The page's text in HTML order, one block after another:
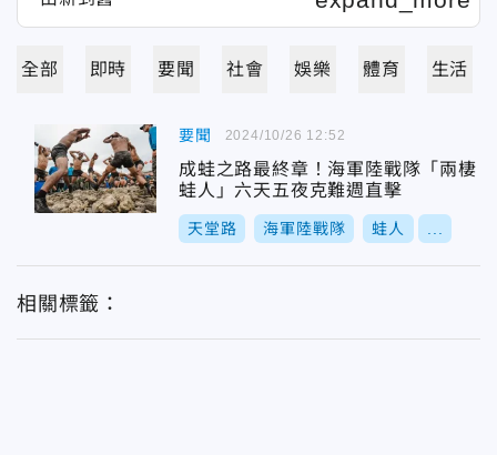
全部 即時 要聞 社會 娛樂 體育 生活
要聞
成蛙之路最終章！海軍陸戰隊「兩棲
蛙人」六天五夜克難週直擊
天堂路 海軍陸戰隊 蛙人
2024/10/26 12:52
相關標籤：